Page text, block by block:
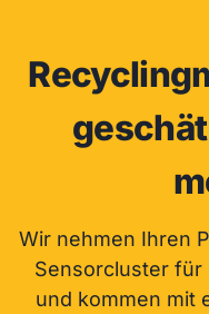
Wir nehmen Ihren
Sensorcluster für
und kommen mit